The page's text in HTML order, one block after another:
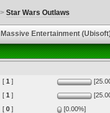
>Star Wars Outlaws
Massive Entertainment
[1 ]
[1 ]
[0 ]
[0.00%]